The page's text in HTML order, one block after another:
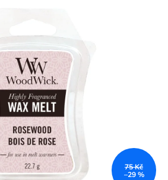
75 Kč
–29 %